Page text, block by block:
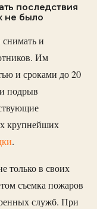
последствия
не было
и
Им
и сроками до 20
подрыв
крупнейших
.
только в своих
съемка пожаров
служб. При